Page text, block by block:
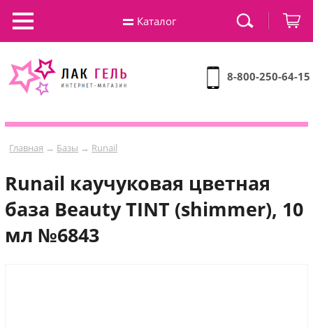
8-800-250-64-15
Главная → Базы → Runail
Runail каучуковая цветная
база Beauty TINT (shimmer), 10
мл №6843
Каталог